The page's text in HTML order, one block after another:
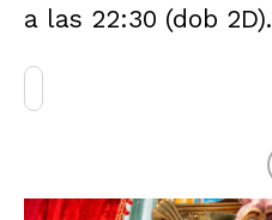
a las 22:30 (dob 2D).